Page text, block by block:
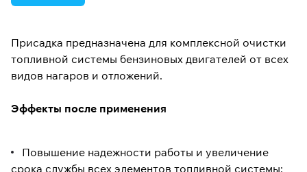
Присадка предназначена для комплексной очистки
топливной системы бензиновых двигателей от всех
видов нагаров и отложений.
Эффекты после применения
Повышение надежности работы и увеличение
срока службы всех элементов топливной системы;